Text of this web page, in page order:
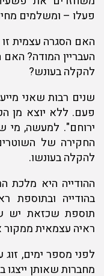
פעלו – ומשלמים
האם הסגרה עצמית
העבריין המודה?
להקלה בעונש?
שנים רבות שאני
פעם. ללא יוצא מן
ירוחם". למעשה, מי
החקירה של
להקלה בעונשו.
ההודייה היא מלכת
בהודייה ובתוספת
תוספת שכזאת יש
ראיה עצמאית ממקור
לפני מספר ימים, זוג